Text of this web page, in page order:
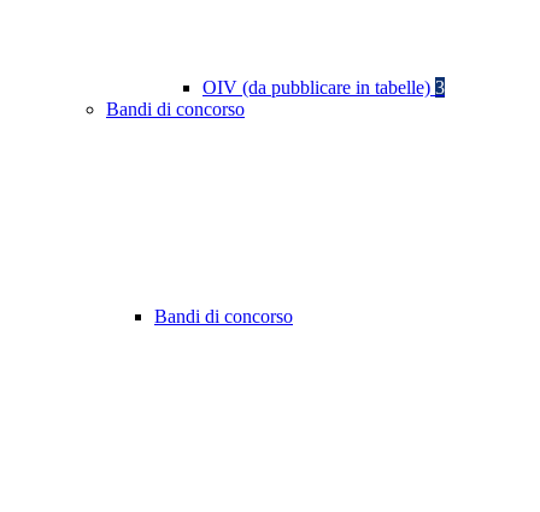
OIV (da pubblicare in tabelle) 3
Bandi di concorso
Bandi di concorso